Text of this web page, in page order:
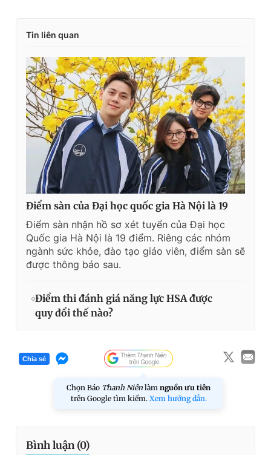
Tin liên quan
Điểm sàn của Đại học quốc gia Hà Nội là 19
Điểm sàn nhận hồ sơ xét tuyển của Đại học
Quốc gia Hà Nội là 19 điểm. Riêng các nhóm
ngành sức khỏe, đào tạo giáo viên, điểm sàn sẽ
được thông báo sau.
Điểm thi đánh giá năng lực HSA được
quy đổi thế nào?
Chia sẻ
Chọn Báo Thanh Niên làm nguồn ưu tiên
trên Google tìm kiếm. Xem hướng dẫn.
Bình luận (0)